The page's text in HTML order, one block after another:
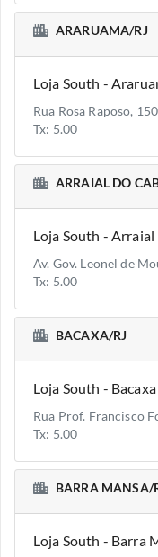
ARARUAMA/RJ
Loja South -
Rua Rosa Raposo,
Tx: 5.00
ARRAIAL DO
Loja South - Arraial
Av. Gov. Leonel de
Tx: 5.00
BACAXA/RJ
Loja South -
Rua Prof. Francisco
Tx: 5.00
BARRA MANSA/
Loja South - Barra